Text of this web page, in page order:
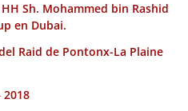
Sh. Mohammed bin Rashid
en Dubai.
Raid de Pontonx-La Plaine
2018